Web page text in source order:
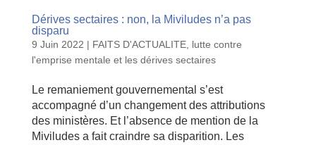
Dérives sectaires : non, la Miviludes n’a pas
disparu
9 Juin 2022 | FAITS D'ACTUALITE, lutte contre
l'emprise mentale et les dérives sectaires
Le remaniement gouvernemental s’est
accompagné d’un changement des attributions
des ministères. Et l’absence de mention de la
Miviludes a fait craindre sa disparition. Les